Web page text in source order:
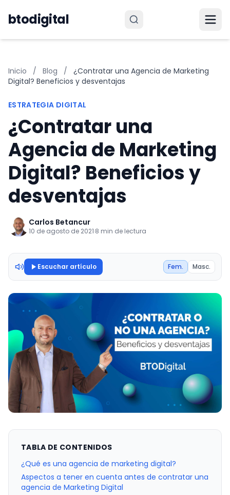
btodigital
Inicio / Blog /
¿Contratar una Agencia de Marketing
Digital? Beneficios y desventajas
ESTRATEGIA DIGITAL
¿Contratar una
Agencia de Marketing
Digital? Beneficios y
desventajas
Carlos Betancur
10 de agosto de 2021·8 min de lectura
Escuchar artículo Fem. Masc.
TABLA DE CONTENIDOS
¿Qué es una agencia de marketing digital?
Aspectos a tener en cuenta antes de contratar una
agencia de Marketing Digital